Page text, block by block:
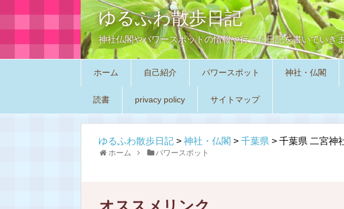
ゆるふわ散歩日記
神社仏閣やパワースポットの情報や行った日記を書いていき
ホーム 自己紹介 パワースポット 神社・仏閣
読書 privacy policy サイトマップ
ゆるふわ散歩日記 > 神社・仏閣 > 千葉県 > 千葉県 二宮神
ホーム パワースポット